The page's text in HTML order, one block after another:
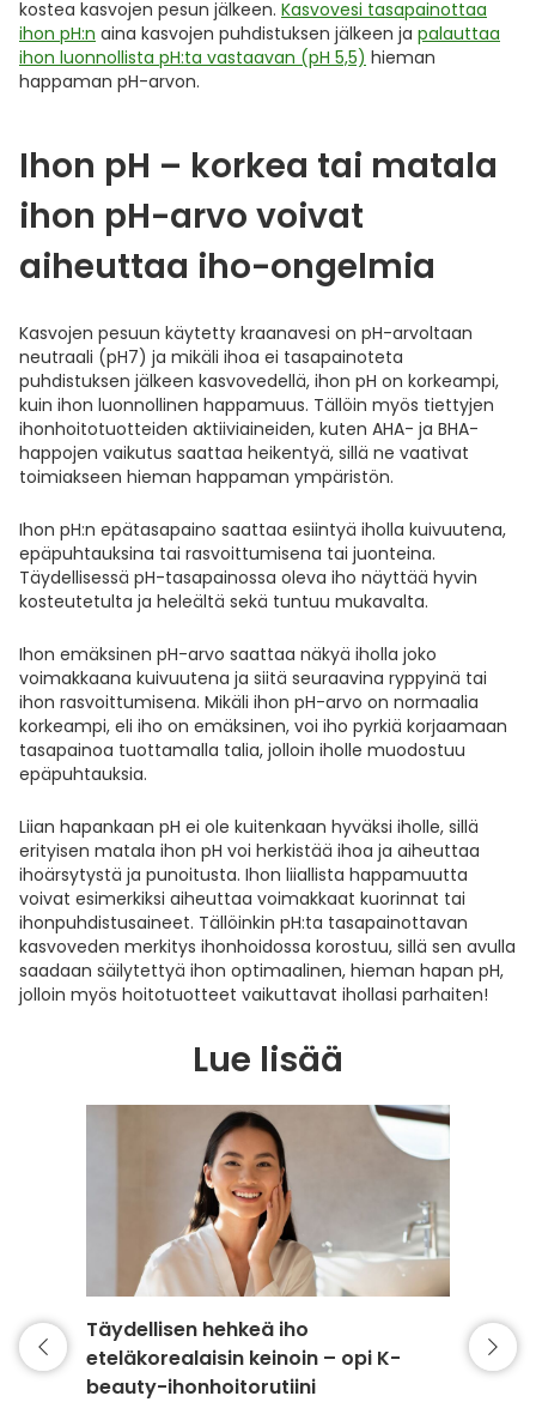
kostea kasvojen pesun jälkeen. Kasvovesi tasapainottaa
ihon pH:n aina kasvojen puhdistuksen jälkeen ja palauttaa
ihon luonnollista pH:ta vastaavan (pH 5,5) hieman
happaman pH-arvon.
Ihon pH – korkea tai matala
ihon pH-arvo voivat
aiheuttaa iho-ongelmia
Kasvojen pesuun käytetty kraanavesi on pH-arvoltaan
neutraali (pH7) ja mikäli ihoa ei tasapainoteta
puhdistuksen jälkeen kasvovedellä, ihon pH on korkeampi,
kuin ihon luonnollinen happamuus. Tällöin myös tiettyjen
ihonhoitotuotteiden aktiiviaineiden, kuten AHA- ja BHA-
happojen vaikutus saattaa heikentyä, sillä ne vaativat
toimiakseen hieman happaman ympäristön.
Ihon pH:n epätasapaino saattaa esiintyä iholla kuivuutena,
epäpuhtauksina tai rasvoittumisena tai juonteina.
Täydellisessä pH-tasapainossa oleva iho näyttää hyvin
kosteutetulta ja heleältä sekä tuntuu mukavalta.
Ihon emäksinen pH-arvo saattaa näkyä iholla joko
voimakkaana kuivuutena ja siitä seuraavina ryppyinä tai
ihon rasvoittumisena. Mikäli ihon pH-arvo on normaalia
korkeampi, eli iho on emäksinen, voi iho pyrkiä korjaamaan
tasapainoa tuottamalla talia, jolloin iholle muodostuu
epäpuhtauksia.
Liian hapankaan pH ei ole kuitenkaan hyväksi iholle, sillä
erityisen matala ihon pH voi herkistää ihoa ja aiheuttaa
ihoärsytystä ja punoitusta. Ihon liiallista happamuutta
voivat esimerkiksi aiheuttaa voimakkaat kuorinnat tai
ihonpuhdistusaineet. Tällöinkin pH:ta tasapainottavan
kasvoveden merkitys ihonhoidossa korostuu, sillä sen avulla
saadaan säilytettyä ihon optimaalinen, hieman hapan pH,
jolloin myös hoitotuotteet vaikuttavat ihollasi parhaiten!
Lue lisää
Täydellisen hehkeä iho
eteläkorealaisin keinoin – opi K-
beauty-ihonhoitorutiini
Miksi